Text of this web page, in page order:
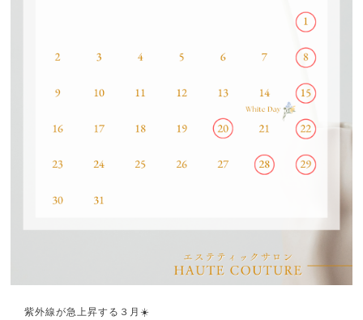
紫外線が急上昇する３月☀️